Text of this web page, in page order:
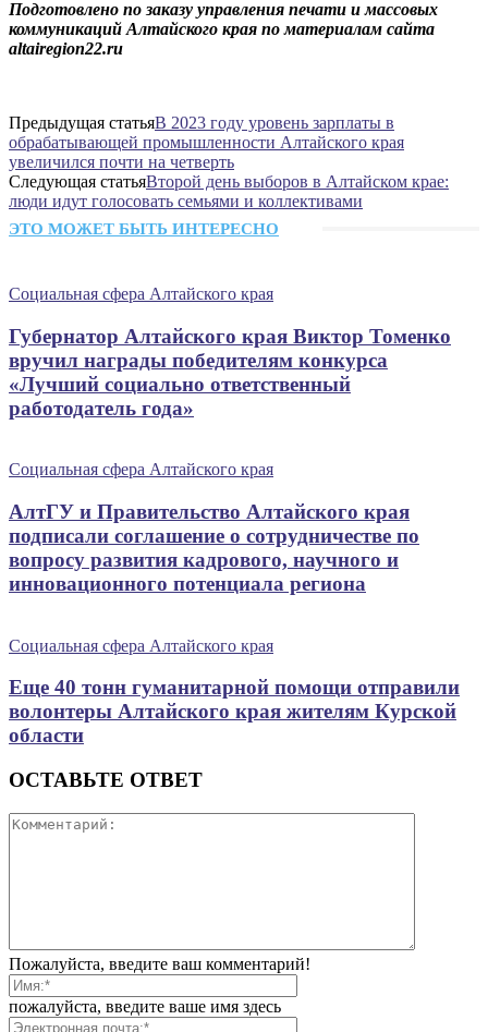
Подготовлено по заказу управления печати и массовых
коммуникаций Алтайского края по материалам сайта
altairegion22.ru
Предыдущая статьяВ 2023 году уровень зарплаты в
обрабатывающей промышленности Алтайского края
увеличился почти на четверть
Следующая статьяВторой день выборов в Алтайском крае:
люди идут голосовать семьями и коллективами
ЭТО МОЖЕТ БЫТЬ ИНТЕРЕСНО
Социальная сфера Алтайского края
Губернатор Алтайского края Виктор Томенко
вручил награды победителям конкурса
«Лучший социально ответственный
работодатель года»
Социальная сфера Алтайского края
АлтГУ и Правительство Алтайского края
подписали соглашение о сотрудничестве по
вопросу развития кадрового, научного и
инновационного потенциала региона
Социальная сфера Алтайского края
Еще 40 тонн гуманитарной помощи отправили
волонтеры Алтайского края жителям Курской
области
ОСТАВЬТЕ ОТВЕТ
Пожалуйста, введите ваш комментарий!
пожалуйста, введите ваше имя здесь